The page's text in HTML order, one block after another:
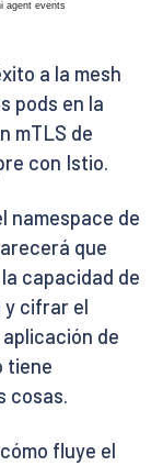
a la mesh
pods en la
mTLS de
con Istio.
namespace de
que
capacidad de
y cifrar el
de
tiene
cosas.
fluye el